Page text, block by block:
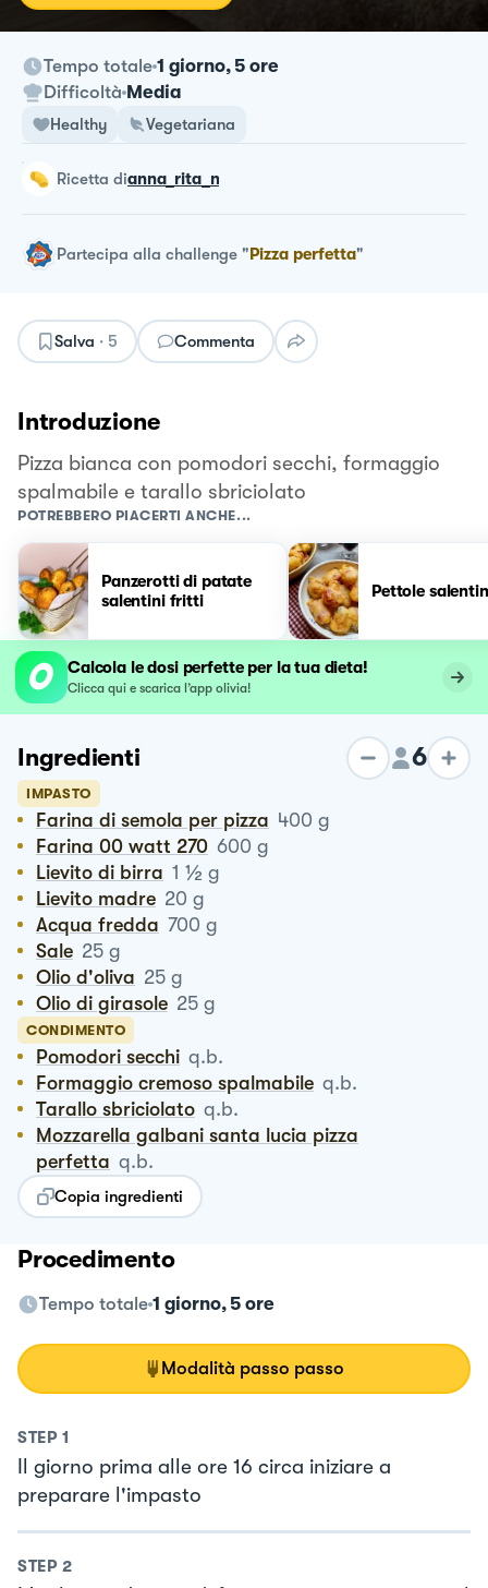
Tempo totale 1 giorno, 5 ore
Difficoltà Media
Healthy Vegetariana
ricetta dianna_rita_n
Partecipa alla challenge "Pizza perfetta"
Salva · 5 Commenta
Introduzione
Pizza bianca con pomodori secchi, formaggio
spalmabile e tarallo sbriciolato
POTREBBERO PIACERTI ANCHE...
Panzerotti di patate
salentini fritti
Pettole
Calcola le dosi perfette per la tua dieta!
Clicca qui e scarica l’app olivia!
Ingredienti 6
IMPASTO
Farina di semola per pizza 400 g
Farina 00 watt 270 600 g
Lievito di birra 1 ½ g
Lievito madre 20 g
Acqua fredda 700 g
Sale 25 g
Olio d'oliva 25 g
Olio di girasole 25 g
CONDIMENTO
Pomodori secchi q.b.
Formaggio cremoso spalmabile q.b.
Tarallo sbriciolato q.b.
Mozzarella galbani santa lucia pizza
perfetta q.b.
Copia ingredienti
Procedimento
Tempo totale 1 giorno, 5 ore
Modalità passo passo
STEP 1
Il giorno prima alle ore 16 circa iniziare a
preparare l'impasto
STEP 2